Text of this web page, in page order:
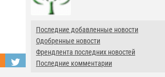
Последние добавленные новости
Одобренные новости
Френдлента последних новостей
Последние комментарии